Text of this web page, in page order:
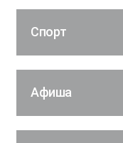
Спорт
Афиша